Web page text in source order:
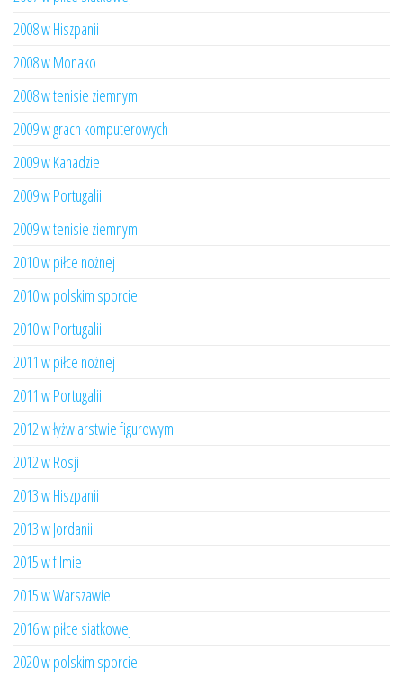
2008 w Hiszpanii
2008 w Monako
2008 w tenisie ziemnym
2009 w grach komputerowych
2009 w Kanadzie
2009 w Portugalii
2009 w tenisie ziemnym
2010 w piłce nożnej
2010 w polskim sporcie
2010 w Portugalii
2011 w piłce nożnej
2011 w Portugalii
2012 w łyżwiarstwie figurowym
2012 w Rosji
2013 w Hiszpanii
2013 w Jordanii
2015 w filmie
2015 w Warszawie
2016 w piłce siatkowej
2020 w polskim sporcie